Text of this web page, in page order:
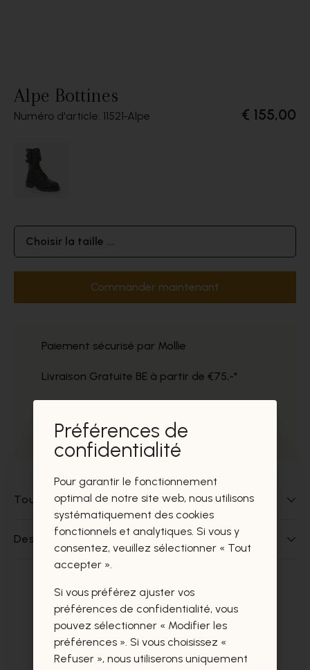
Alpe Bottines
Numéro d'article: 11521 Alpe € 155,00
Choisir la taille ...
Commander maintenant
Paiement sécurisé par Mollie
Livraison Gratuite BE à partir de €75,-*
Prélèvement gratuit dans nos magasins
Tout sur ce produit
Des questions sur ce produit?
Ces produits vous intéresseront
certainement aussi.
Préférences de
confidentialité
Pour garantir le fonctionnement
optimal de notre site web, nous utilisons
systématiquement des cookies
fonctionnels et analytiques. Si vous y
consentez, veuillez sélectionner « Tout
accepter ».
Si vous préférez ajuster vos
préférences de confidentialité, vous
pouvez sélectionner « Modifier les
préférences ». Si vous choisissez «
Refuser », nous utiliserons uniquement